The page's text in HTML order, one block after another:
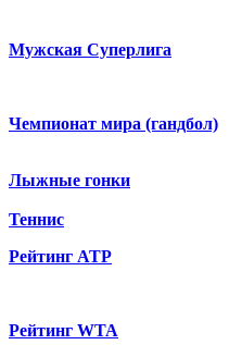
Мужская Суперлига
Чемпионат мира (гандбол)
Лыжные гонки
Теннис
Рейтинг ATP
Рейтинг WTA